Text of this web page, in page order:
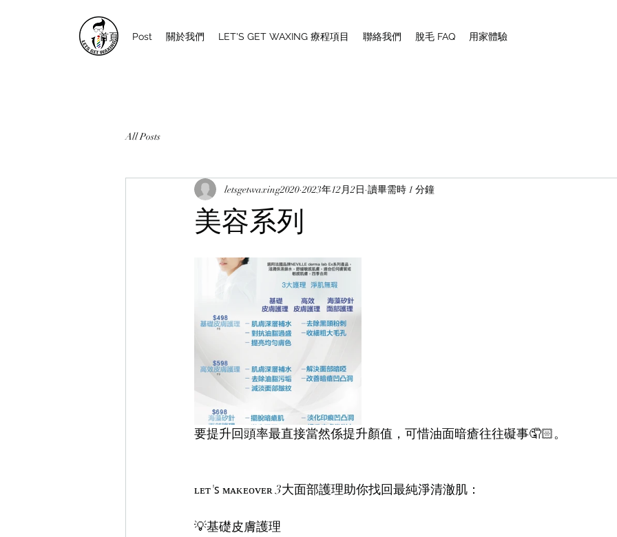
首頁 Post 關於我們 LET'S GET WAXING 療程項目 聯絡我們 脫毛 FAQ 用家體驗
All Posts
美容系列
letsgetwaxing2020 2023年12月2日 讀畢需時 1 分鐘
要提升回頭率最直接當然係提升顏值，可惜油面暗瘡往往礙事🤦🏻。
ʟᴇᴛ'ꜱ ᴍᴀᴋᴇᴏᴠᴇʀ 3大面部護理助你找回最純淨清澈肌：
💡基礎皮膚護理